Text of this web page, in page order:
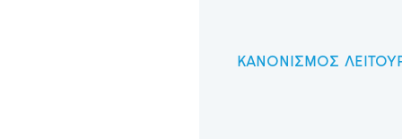
ΚΑΝΟΝΙΣΜΟΣ